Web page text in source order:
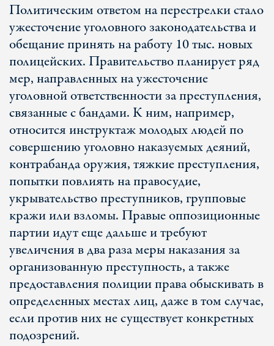
Политическим ответом на перестрелки стало
ужесточение уголовного законодательства и
обещание принять на работу 10 тыс. новых
полицейских. Правительство планирует ряд
мер, направленных на ужесточение
уголовной ответственности за преступления,
связанные с бандами. К ним, например,
относится инструктаж молодых людей по
совершению уголовно наказуемых деяний,
контрабанда оружия, тяжкие преступления,
попытки повлиять на правосудие,
укрывательство преступников, групповые
кражи или взломы. Правые оппозиционные
партии идут еще дальше и требуют
увеличения в два раза меры наказания за
организованную преступность, а также
предоставления полиции права обыскивать в
определенных местах лиц, даже в том случае,
если против них не существует конкретных
подозрений.